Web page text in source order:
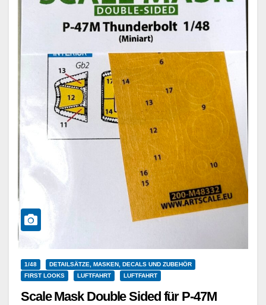
1/48
DETAILSÄTZE, MASKEN, DECALS UND ZUBEHÖR
FIRST LOOKS
LUFTFAHRT LUFTFAHRT
Scale Mask Double Sided für P-47M